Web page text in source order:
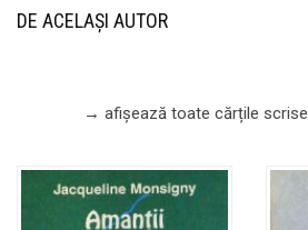
DE ACELAȘI AUTOR
→ afișează toate cărțile scrise